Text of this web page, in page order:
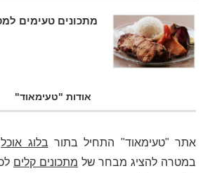
מתכונים טעימים
אודות "טעימאוד"
אתר "טעימאוד" התחיל בתור בלוג אוכל
במטרה להציג מבחר של מתכונים קלים